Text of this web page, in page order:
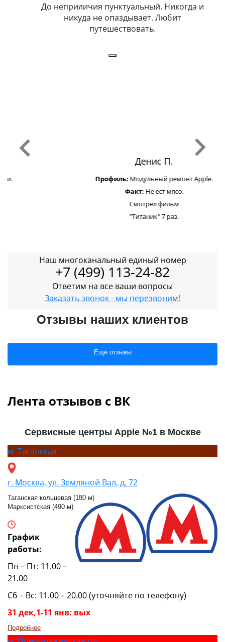
До неприличия пунктуальный. Никогда и
никуда не опаздывает. Любит
путешествовать.
Модульный ремонт Apple.
Не ест мясо.
Смотрел фильм
"Титаник" 7 раз.
Наш многоканальный единый номер
+7 (499) 113-24-82
Ответим на все ваши вопросы
Заказать звонок - мы перезвоним!
Отзывы наших клиентов
Еще отзывы
Лента отзывов с ВК
Сервисные центры Apple №1 в Москве
м. Таганская
г. Москва, ул. Земляной Вал, д. 72
Таганская кольцевая (180 м)
Марксистская (490 м)
График
работы:
Пн – Пт: 11.00 –
21.00
Сб – Вс: 11.00 – 20.00 (уточняйте по телефону)
31 дек,1-11 янв: вых
Подробнее